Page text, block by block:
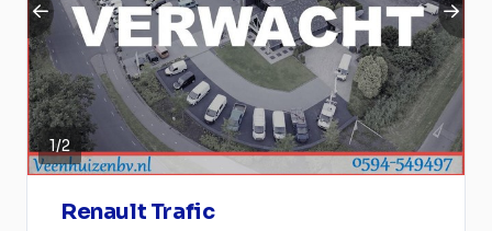
1/2
Renault Trafic